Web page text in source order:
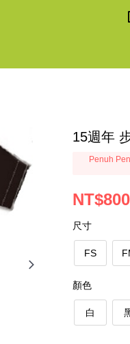
15週年
Penuh
NT$800
尺寸
FS
顏色
白